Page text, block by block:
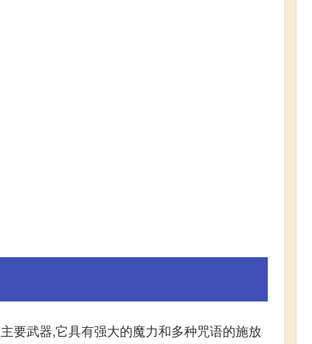
要武器,它具有强大的魔力和多种咒语的施放